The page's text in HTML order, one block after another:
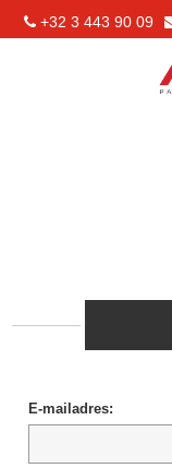
+32 3 443 90 09
E-mailadres: